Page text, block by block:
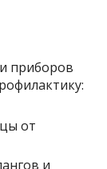
приборов
от
и